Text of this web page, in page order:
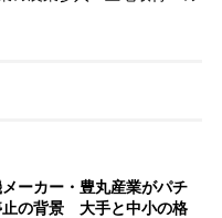
ーカー・豊丸産業がパチ
止の背景 大手と中小の格